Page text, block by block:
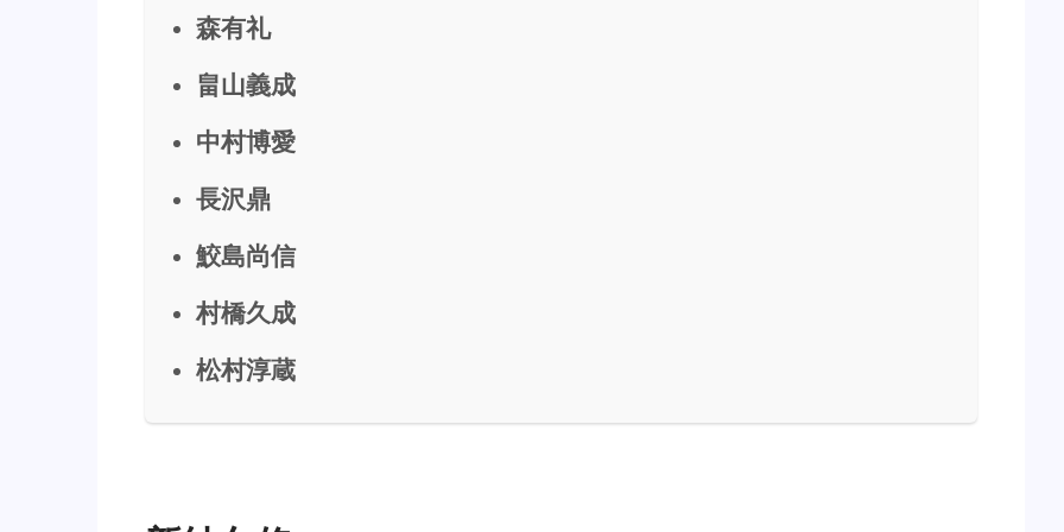
森有礼
畠山義成
中村博愛
長沢鼎
鮫島尚信
村橋久成
松村淳蔵